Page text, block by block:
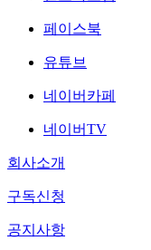
페이스북
유튜브
네이버카페
네이버TV
회사소개
구독신청
공지사항